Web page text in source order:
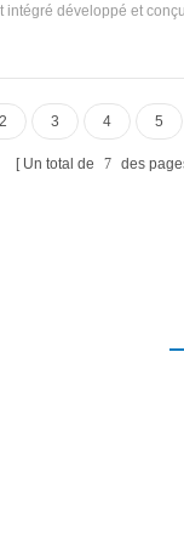
intégré développé et
précision de la
à ± 0,1 ℃.
de système spéciale
contrôlable de ± 0,1 ℃ et
2 3 4 5
Un total de 7 des